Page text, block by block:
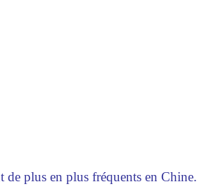
de plus en plus fréquents en Chine.